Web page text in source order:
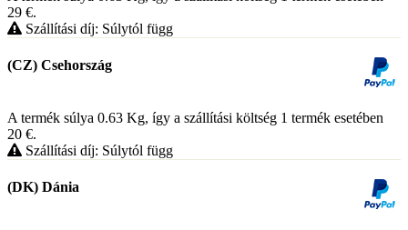
29 €.
Szállítási díj: Súlytól függ
(CZ) Csehország
A termék súlya 0.63 Kg, így a szállítási költség 1 termék esetében
20 €.
Szállítási díj: Súlytól függ
(DK) Dánia